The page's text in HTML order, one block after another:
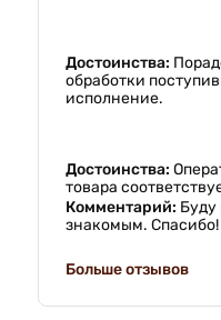
Достоинства:
обработки
исполнение.
Достоинства:
товара
Комментарий: Буду
знакомым. Спасибо!
Больше отзывов